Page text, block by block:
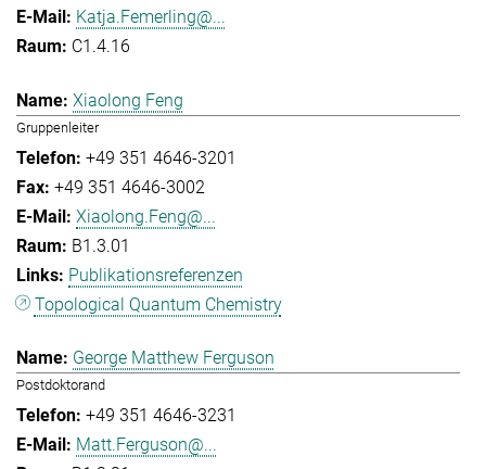
Katja.Femerling@...
C1.4.16
Xiaolong Feng
Gruppenleiter
+49 351 4646-3201
+49 351 4646-3002
Xiaolong.Feng@...
B1.3.01
Publikationsreferenzen
Topological Quantum Chemistry
George Matthew Ferguson
Postdoktorand
+49 351 4646-3231
Matt.Ferguson@...